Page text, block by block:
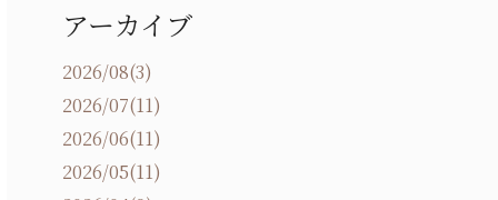
アーカイブ
2026/08(3)
2026/07(11)
2026/06(11)
2026/05(11)